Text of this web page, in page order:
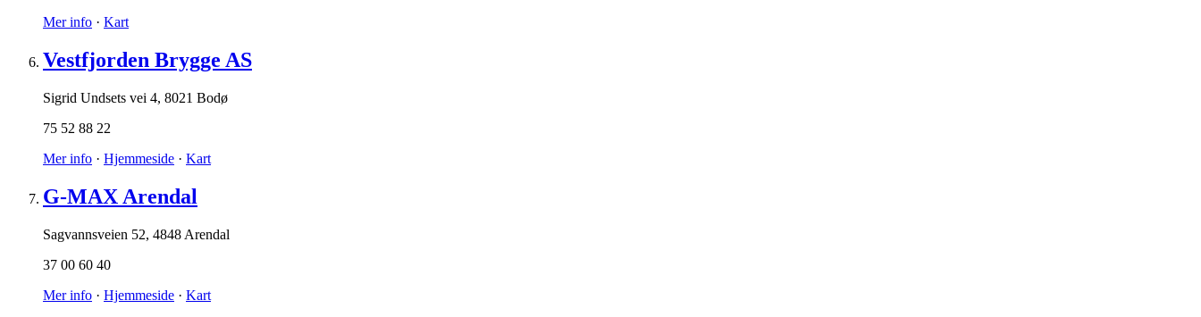
Mer info · Kart
Vestfjorden Brygge AS
Sigrid Undsets vei 4, 8021 Bodø
75 52 88 22
Mer info · Hjemmeside · Kart
G-MAX Arendal
Sagvannsveien 52, 4848 Arendal
37 00 60 40
Mer info · Hjemmeside · Kart